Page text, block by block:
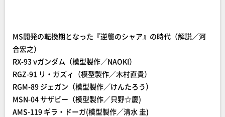
MS開発の転換期となった『逆襲のシャア』の時代（解説／河
合宏之）
RX-93 νガンダム（模型製作／NAOKI）
RGZ-91 リ・ガズィ（模型製作／木村直貴）
RGM-89 ジェガン（模型製作／けんたろう）
MSN-04 サザビー（模型製作／只野☆慶)
AMS-119 ギラ・ドーガ(模型製作／清水 圭)